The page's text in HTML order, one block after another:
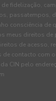
fidelização,
passatempos,
consciência de
meus direitos de
de acesso,
de contacto com
CIN pelo